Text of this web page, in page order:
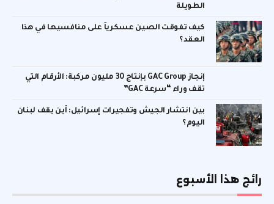
الطويلة
كيف تفوقت الصين عسكرياً على منافسيها في هذا
العقد؟
إنجاز GAC Group بإنتاج 30 مليون مركبة: الأرقام التي
تقف وراء “سرعة GAC”
بين انتشار الجيش وتفجيرات إسرائيل: أين يقف لبنان
اليوم؟
رائج هذا الأسبوع